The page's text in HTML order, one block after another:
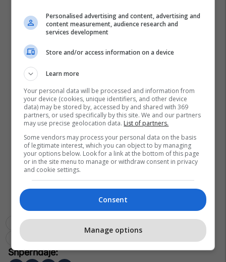
Aleksandar Vuçiq
Veriu I Kosovës
Personalised advertising and content, advertising and
content measurement, audience research and
services development
Store and/or access information on a device
Learn more
Your personal data will be processed and information from
your device (cookies, unique identifiers, and other device
data) may be stored by, accessed by and shared with 369
partners, or used specifically by this site. We and our partners
may use precise geolocation data. List of partners.
Some vendors may process your personal data on the basis
of legitimate interest, which you can object to by managing
your options below. Look for a link at the bottom of this page
or in the site menu to manage or withdraw consent in privacy
and cookie settings.
Consent
Manage options